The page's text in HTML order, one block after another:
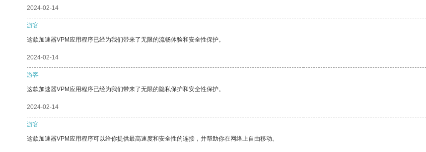
2024-02-14
游客
这款加速器VPM应用程序已经为我们带来了无限的流畅体验和安全性保护。
2024-02-14
游客
这款加速器VPM应用程序已经为我们带来了无限的隐私保护和安全性保护。
2024-02-14
游客
这款加速器VPM应用程序可以给你提供最高速度和安全性的连接，并帮助你在网络上自由移动。